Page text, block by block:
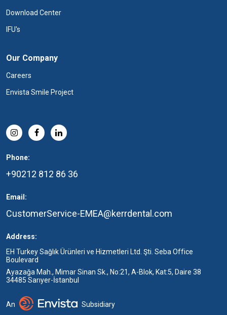
Download Center
IFU's
Our Company
Careers
Envista Smile Project
Phone:
+90212 812 86 36
Email:
CustomerService-EMEA@kerrdental.com
Address:
EH Turkey Sağlık Ürünleri ve Hizmetleri Ltd. Şti. Seba Office
Boulevard
Ayazağa Mah., Mimar Sinan Sk., No:21, A-Blok, Kat:5, Daire 38
34485 Sarıyer-İstanbul
An Subsidiary